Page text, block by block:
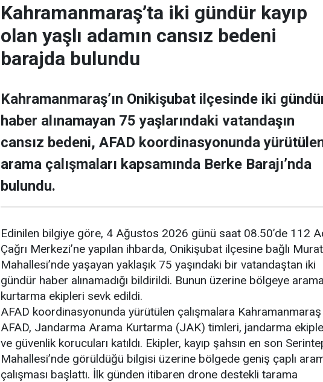
Kahramanmaraş’ta iki gündür kayıp
olan yaşlı adamın cansız bedeni
barajda bulundu
Kahramanmaraş’ın Onikişubat ilçesinde iki
haber alınamayan 75 yaşlarındaki vatandaşın
cansız bedeni, AFAD koordinasyonunda
arama çalışmaları kapsamında Berke Barajı’nda
bulundu.
Edinilen bilgiye göre, 4 Ağustos 2026 günü saat 08.50’de 112
Çağrı Merkezi’ne yapılan ihbarda, Onikişubat ilçesine bağlı
Mahallesi’nde yaşayan yaklaşık 75 yaşındaki bir vatandaştan iki
gündür haber alınamadığı bildirildi. Bunun üzerine bölgeye arama
kurtarma ekipleri sevk edildi.
AFAD koordinasyonunda yürütülen çalışmalara Kahramanmaraş
AFAD, Jandarma Arama Kurtarma (JAK) timleri, jandarma
ve güvenlik korucuları katıldı. Ekipler, kayıp şahsın en son
Mahallesi’nde görüldüğü bilgisi üzerine bölgede geniş çaplı
çalışması başlattı. İlk günden itibaren drone destekli tarama